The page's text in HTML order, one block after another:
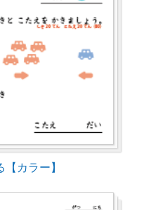
カラー】